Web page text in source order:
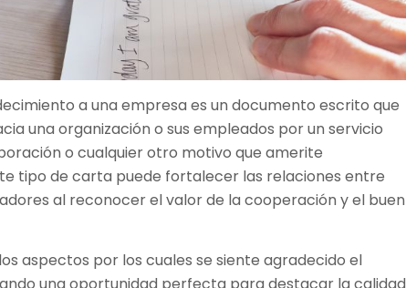
a una empresa es un documento escrito que
una organización o sus empleados por un servicio
o cualquier otro motivo que amerite
tipo de carta puede fortalecer las relaciones entre
al reconocer el valor de la cooperación y el buen
aspectos por los cuales se siente agradecido el